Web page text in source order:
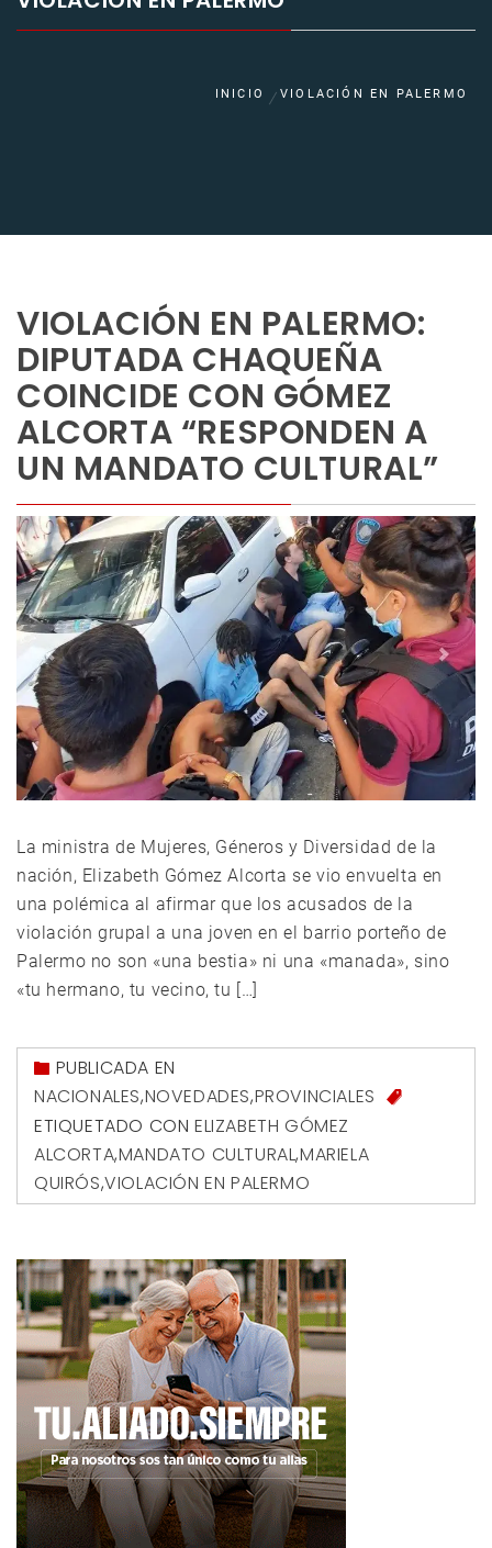
INICIO VIOLACIÓN EN PALERMO
VIOLACIÓN EN PALERMO:
DIPUTADA CHAQUEÑA
COINCIDE CON GÓMEZ
ALCORTA “RESPONDEN A
UN MANDATO CULTURAL”
La ministra de Mujeres, Géneros y Diversidad de la
nación, Elizabeth Gómez Alcorta se vio envuelta en
una polémica al afirmar que los acusados de la
violación grupal a una joven en el barrio porteño de
Palermo no son «una bestia» ni una «manada», sino
«tu hermano, tu vecino, tu […]
PUBLICADA EN
NACIONALES,NOVEDADES,PROVINCIALES
ETIQUETADO CON ELIZABETH GÓMEZ
ALCORTA,MANDATO CULTURAL,MARIELA
QUIRÓS,VIOLACIÓN EN PALERMO